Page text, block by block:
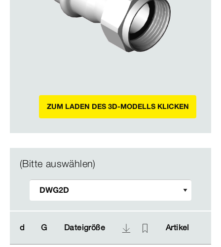
ZUM LADEN DES 3D-MODELLS KLICKEN
(Bitte auswählen)
d G Dateigröße Artikel
d G Dateigröße Artikel